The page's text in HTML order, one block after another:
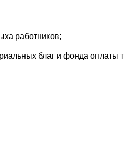
работников;
благ и фонда оплаты